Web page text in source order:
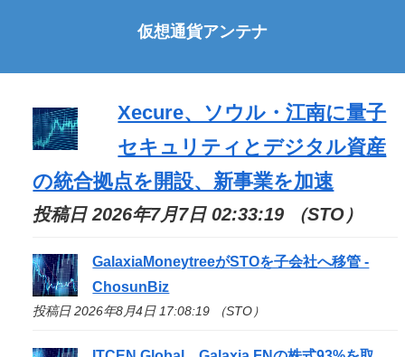
仮想通貨アンテナ
Xecure、ソウル・江南に量子
セキュリティとデジタル資産
の統合拠点を開設、新事業を加速
投稿日 2026年7月7日 02:33:19 （STO）
GalaxiaMoneytreeがSTOを子会社へ移管 -
ChosunBiz
投稿日 2026年8月4日 17:08:19 （STO）